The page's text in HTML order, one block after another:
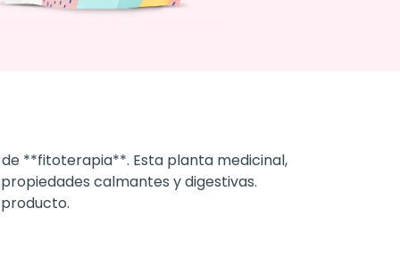
**fitoterapia**. Esta planta medicinal,
calmantes y digestivas.